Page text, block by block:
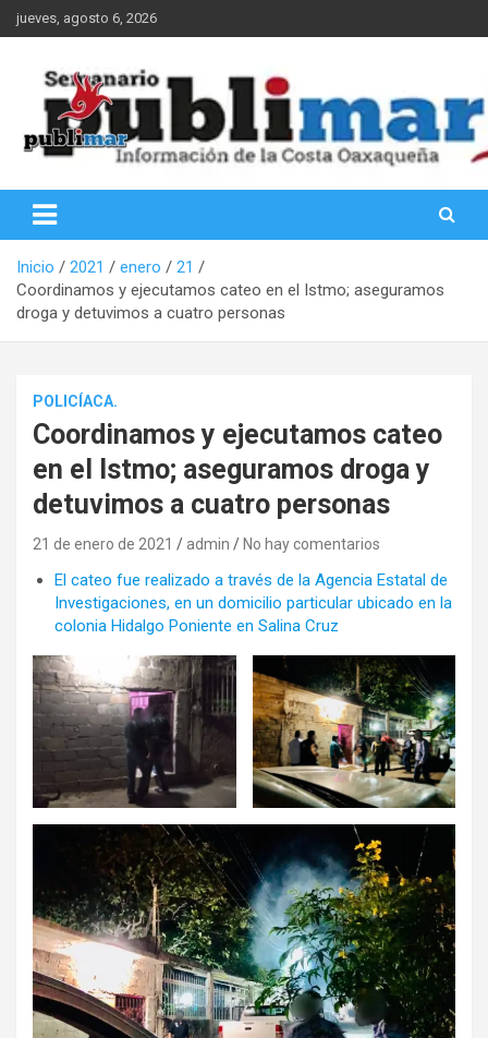
Saltar
al
jueves, agosto 6, 2026
PubliMar
Inicio 2021 enero
21
Coordinamos y ejecutamos cateo en el Istmo; aseguramos
droga y detuvimos a cuatro personas
POLICÍACA.
Coordinamos y ejecutamos cateo
en el Istmo; aseguramos droga y
detuvimos a cuatro personas
21 de enero de 2021 admin No hay comentarios
El cateo fue realizado a través de la Agencia Estatal de
Investigaciones, en un domicilio particular ubicado en la
colonia Hidalgo Poniente en Salina Cruz